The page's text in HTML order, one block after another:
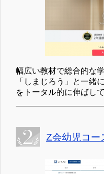
幅広い教材で総合的な学
「しまじろう」と一緒
をトータル的に伸ばし
Z会幼児コー